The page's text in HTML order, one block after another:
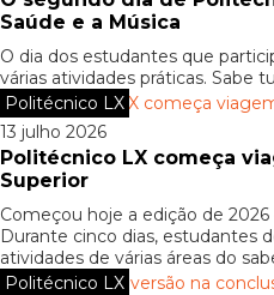
Saúde e a Música
O dia dos estudantes que
várias atividades práticas. Sabe
Politécnico LX
13 julho 2026
Politécnico LX começa
Superior
Começou hoje a edição de
Durante cinco dias, estudantes
atividades de várias áreas do
Politécnico LX